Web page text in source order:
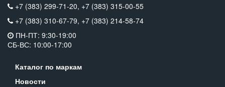
+7 (383) 299-71-20, +7 (383) 315-00-55
+7 (383) 310-67-79, +7 (383) 214-58-74
ПН-ПТ: 9:30-19:00
СБ-ВС: 10:00-17:00
Каталог по маркам
Новости